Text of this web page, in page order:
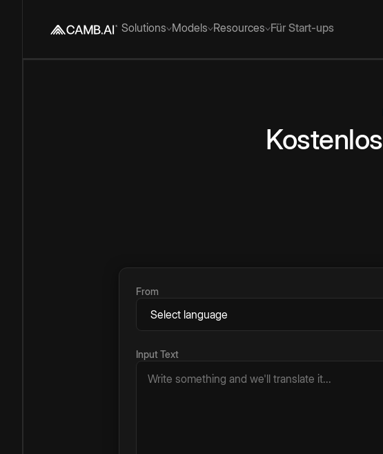
Solutions Models Resources Für Start-ups
Kostenlos
From
Input Text